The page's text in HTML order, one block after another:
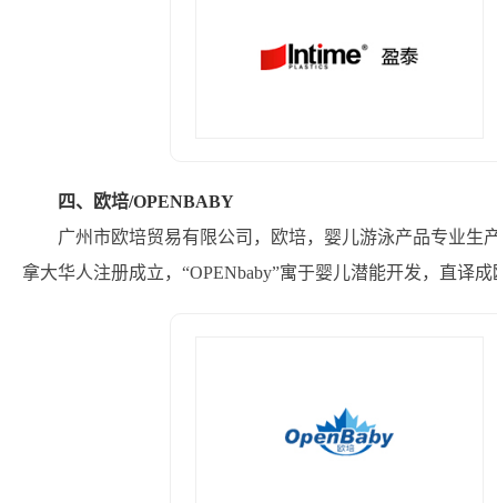
四、欧培/OPENBABY
广州市欧培贸易有限公司，欧培，婴儿游泳产品专业生
拿大华人注册成立，“OPENbaby”寓于婴儿潜能开发，直译